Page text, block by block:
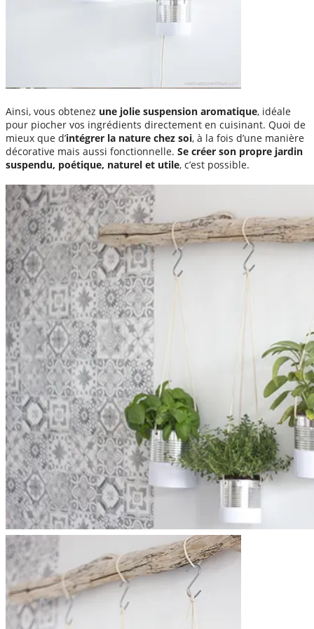
Ainsi, vous obtenez une jolie suspension aromatique, idéale
pour piocher vos ingrédients directement en cuisinant. Quoi de
mieux que d’intégrer la nature chez soi, à la fois d’une manière
décorative mais aussi fonctionnelle. Se créer son propre jardin
suspendu, poétique, naturel et utile, c’est possible.